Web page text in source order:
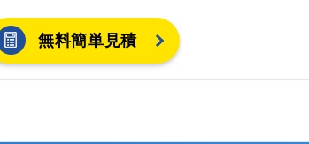
無料簡単見積